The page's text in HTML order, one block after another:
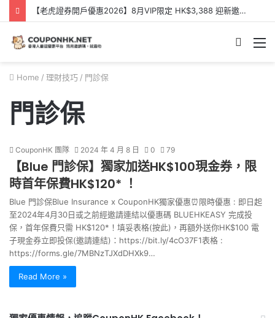
【老虎證券開戶優惠2026】8月VIP限定 HK$3,388 迎新邀請碼【KQQXXB】- Tiger Brokers 迎新優惠
Search
Home / 理財技巧 / 門診保
門診保
CouponHK 團隊 2024 年 4 月 8 日 0 79
【Blue 門診保】獨家加送HK$100現金券，限
時首年保費HK$120* ！
Blue 門診保Blue Insurance x CouponHK獨家優惠⏰限時優惠 : 即日起
至2024年4月30日或之前經邀請連結以優惠碼 BLUEHKEASY 完成投
保，首年保費只需 HK$120*！填妥表格(按此)，再額外送你HK$100 電
子現金券立即投保(邀請連結)：https://bit.ly/4cO37F1表格 :
https://forms.gle/7MBNzTJXdDHXk9…
Read More »